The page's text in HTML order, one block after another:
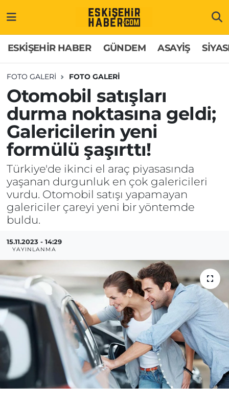
ESKİŞEHİR HABER GÜNDEM ASAYİŞ
FOTO GALERI FOTO GALERİ
Otomobil satışları
durma noktasına geldi;
Galericilerin yeni
formülü şaşırttı!
Türkiye'de ikinci el araç piyasasında
yaşanan durgunluk en çok galericileri
vurdu. Otomobil satışı yapamayan
galericiler çareyi yeni bir yöntemde
buldu.
15.11.2023 - 14:29
YAYINLANMA
GÜNDEM
ASAYİŞ
SİYASET
EKONOMİ
SAĞLIK
EĞİTİM
SPOR
MAGAZİN
ESKİŞEHİRSPOR
Hakkımızda
İletişim
Künye
Odunpazarı Trafik Yoğunluk Haritası
Süper Lig Puan Durumu ve Fikstür
Tüm Manşetler
Son Dakika Haberleri
Haber Arşivi